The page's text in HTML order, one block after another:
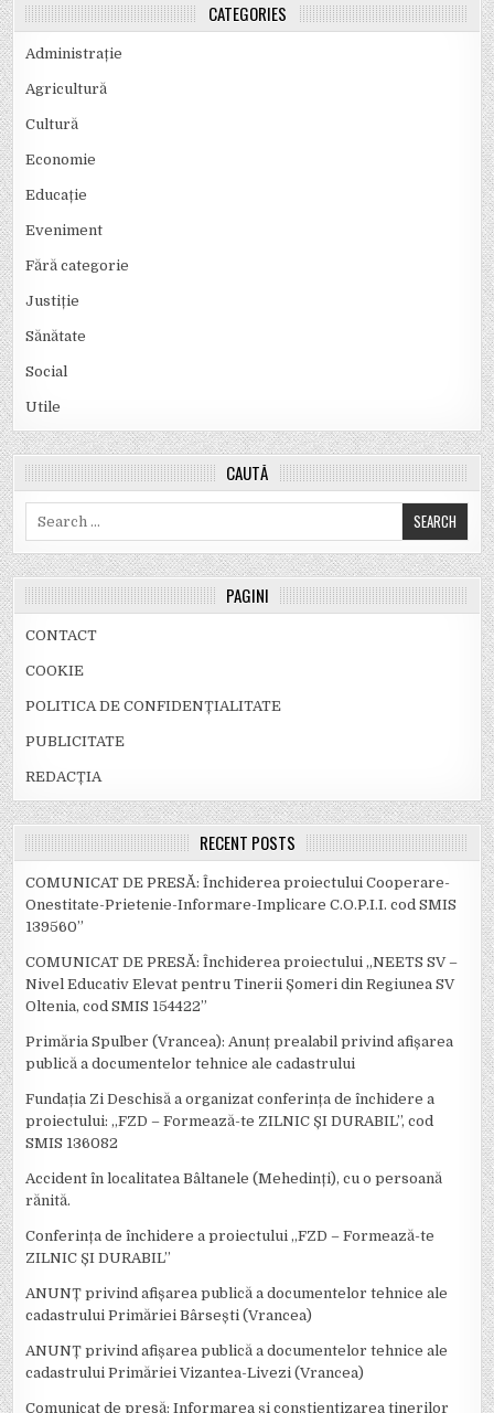
CATEGORIES
Administrație
Agricultură
Cultură
Economie
Educație
Eveniment
Fără categorie
Justiție
Sănătate
Social
Utile
CAUTĂ
PAGINI
CONTACT
COOKIE
POLITICA DE CONFIDENȚIALITATE
PUBLICITATE
REDACȚIA
RECENT POSTS
COMUNICAT DE PRESĂ: Închiderea proiectului Cooperare-
Onestitate-Prietenie-Informare-Implicare C.O.P.I.I. cod SMIS
139560”
COMUNICAT DE PRESĂ: Închiderea proiectului „NEETS SV –
Nivel Educativ Elevat pentru Tinerii Șomeri din Regiunea SV
Oltenia, cod SMIS 154422”
Primăria Spulber (Vrancea): Anunț prealabil privind afișarea
publică a documentelor tehnice ale cadastrului
Fundația Zi Deschisă a organizat conferința de închidere a
proiectului: ,,FZD – Formează-te ZILNIC ȘI DURABIL’’, cod
SMIS 136082
Accident în localitatea Bâltanele (Mehedinți), cu o persoană
rănită.
Conferința de închidere a proiectului ,,FZD – Formează-te
ZILNIC ȘI DURABIL’’
ANUNȚ privind afișarea publică a documentelor tehnice ale
cadastrului Primăriei Bârsești (Vrancea)
ANUNȚ privind afișarea publică a documentelor tehnice ale
cadastrului Primăriei Vizantea-Livezi (Vrancea)
Comunicat de presă: Informarea și conștientizarea tinerilor